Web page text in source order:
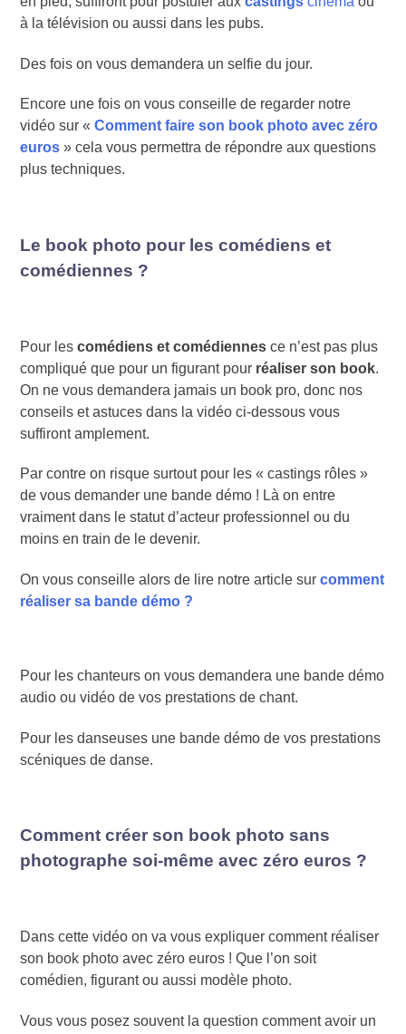
à la télévision ou aussi dans les pubs.
Des fois on vous demandera un selfie du jour.
Encore une fois on vous conseille de regarder notre
vidéo sur «Comment faire son book photo avec zéro
euros » cela vous permettra de répondre aux questions
plus techniques.
Le book photo pour les comédiens et
comédiennes ?
Pour lescomédiens et comédiennes ce n’est pas plus
compliqué que pour un figurant pour réaliser son book.
On ne vous demandera jamais un book pro, donc nos
conseils et astuces dans la vidéo ci-dessous vous
suffiront amplement.
Par contre on risque surtout pour les « castings rôles »
de vous demander une bande démo ! Là on entre
vraiment dans le statut d’acteur professionnel ou du
moins en train de le devenir.
On vous conseille alors de lire notre article surcomment
réaliser sa bande démo ?
Pour les chanteurs on vous demandera une bande démo
audio ou vidéo de vos prestations de chant.
Pour les danseuses une bande démo de vos prestations
scéniques de danse.
Comment créer son book photo sans
photographe soi-même avec zéro euros ?
Dans cette vidéo on va vous expliquer comment réaliser
son book photo avec zéro euros ! Que l’on soit
comédien, figurant ou aussi modèle photo.
Vous vous posez souvent la question comment avoir un